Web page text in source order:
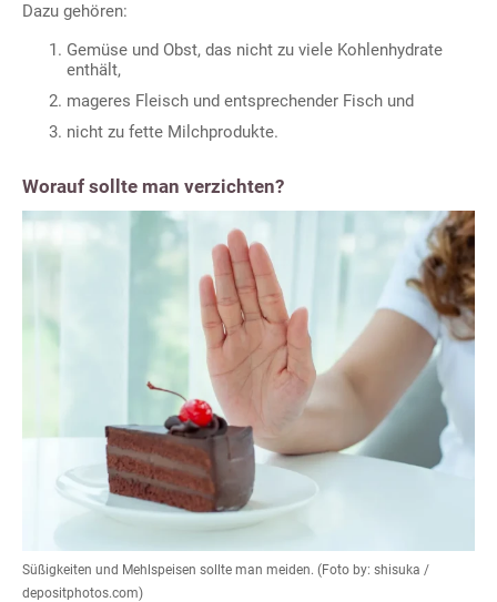
Dazu gehören:
Gemüse und Obst, das nicht zu viele Kohlenhydrate
enthält,
mageres Fleisch und entsprechender Fisch und
nicht zu fette Milchprodukte.
Worauf sollte man verzichten?
Süßigkeiten und Mehlspeisen sollte man meiden. (Foto by: shisuka /
depositphotos.com)